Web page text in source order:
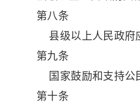
第八条
县级以上人民政府
第九条
国家鼓励和支持公
第十条